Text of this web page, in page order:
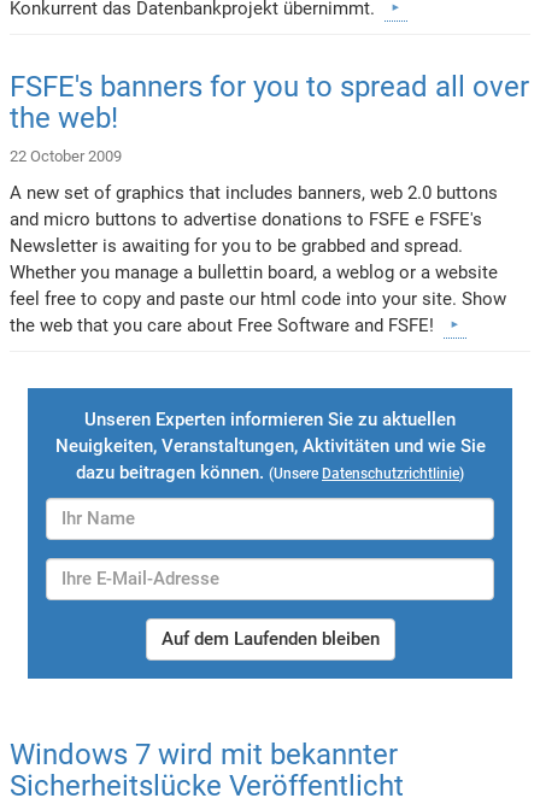
Konkurrent das Datenbankprojekt übernimmt.
FSFE's banners for you to spread all over
the web!
22 October 2009
A new set of graphics that includes banners, web 2.0 buttons
and micro buttons to advertise donations to FSFE e FSFE's
Newsletter is awaiting for you to be grabbed and spread.
Whether you manage a bullettin board, a weblog or a website
feel free to copy and paste our html code into your site. Show
the web that you care about Free Software and FSFE!
Unseren Experten informieren Sie zu aktuellen
Neuigkeiten, Veranstaltungen, Aktivitäten und wie Sie
dazu beitragen können. (Unsere Datenschutzrichtlinie)
Auf dem Laufenden bleiben
Windows 7 wird mit bekannter
Sicherheitslücke Veröffentlicht